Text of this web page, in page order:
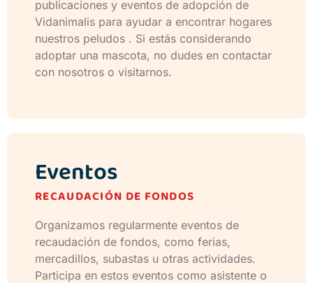
publicaciones y eventos de adopción de
Vidanimalis para ayudar a encontrar hogares
nuestros peludos . Si estás considerando
adoptar una mascota, no dudes en contactar
con nosotros o visitarnos.
Eventos
RECAUDACIÓN DE FONDOS
Organizamos regularmente eventos de
recaudación de fondos, como ferias,
mercadillos, subastas u otras actividades.
Participa en estos eventos como asistente o